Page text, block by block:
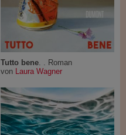
Tutto bene. . Roman
von Laura Wagner